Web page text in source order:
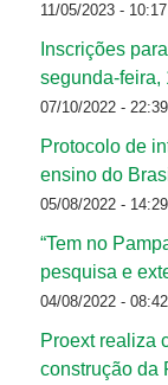
11/05/2023 - 10:17
Inscrições
segunda-feira,
07/10/2022 - 22:39
Protocolo de
ensino do
05/08/2022 - 14:29
“Tem no
pesquisa e
04/08/2022 - 08:42
Proext realiza
construção da